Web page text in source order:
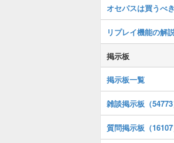
オセパスは買うべ
リプレイ機能の解
掲示板
掲示板一覧
雑談掲示板（54773
質問掲示板（16107